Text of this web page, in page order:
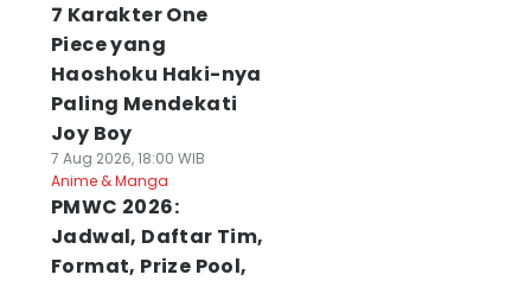
7 Karakter One
Piece yang
Haoshoku Haki-nya
Paling Mendekati
Joy Boy
7 Aug 2026, 18:00 WIB
Anime & Manga
PMWC 2026:
Jadwal, Daftar Tim,
Format, Prize Pool,